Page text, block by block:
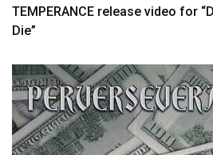
TEMPERANCE release video for
Die”